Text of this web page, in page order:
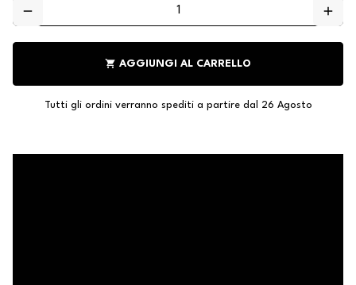
remove add
shopping_cart AGGIUNGI AL CARRELLO
Tutti gli ordini verranno spediti a partire dal 26 Agosto